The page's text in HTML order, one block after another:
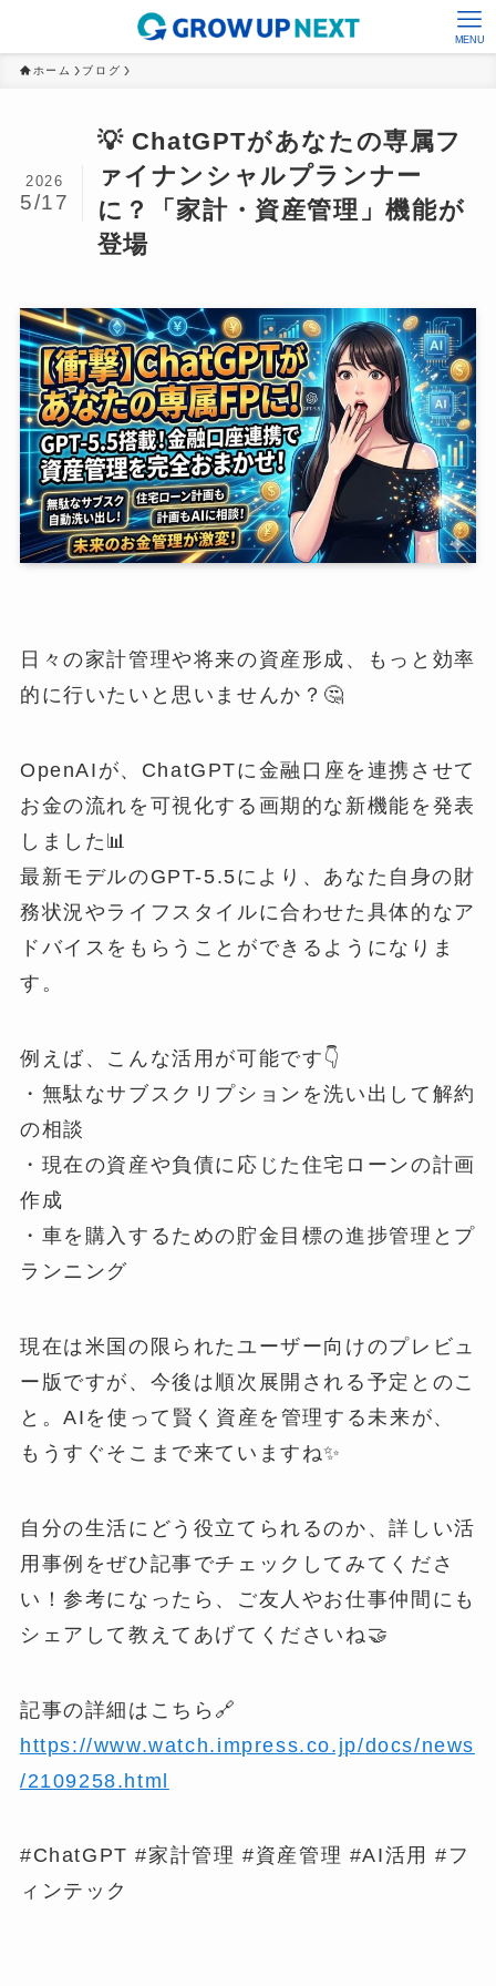
MENU
ホーム ブログ
💡 ChatGPTがあなたの専属フ
ァイナンシャルプランナー
に？「家計・資産管理」機能が
登場
2026
5/17
日々の家計管理や将来の資産形成、もっと効率
的に行いたいと思いませんか？🤔
OpenAIが、ChatGPTに金融口座を連携させて
お金の流れを可視化する画期的な新機能を発表
しました📊
最新モデルのGPT-5.5により、あなた自身の財
務状況やライフスタイルに合わせた具体的なア
ドバイスをもらうことができるようになりま
す。
例えば、こんな活用が可能です👇
・無駄なサブスクリプションを洗い出して解約
の相談
・現在の資産や負債に応じた住宅ローンの計画
作成
・車を購入するための貯金目標の進捗管理とプ
ランニング
現在は米国の限られたユーザー向けのプレビュ
ー版ですが、今後は順次展開される予定とのこ
と。AIを使って賢く資産を管理する未来が、
もうすぐそこまで来ていますね✨
自分の生活にどう役立てられるのか、詳しい活
用事例をぜひ記事でチェックしてみてくださ
い！参考になったら、ご友人やお仕事仲間にも
シェアして教えてあげてくださいね🤝
記事の詳細はこちら🔗
https://www.watch.impress.co.jp/docs/news
/2109258.html
#ChatGPT #家計管理 #資産管理 #AI活用 #フ
ィンテック